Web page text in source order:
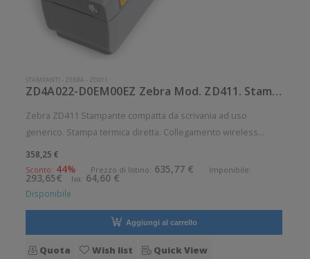
STAMPANTI - ZEBRA - ZD411
ZD4A022-D0EM00EZ Zebra Mod. ZD411. Stampante di etichette.
Zebra ZD411 Stampante compatta da scrivania ad uso
generico. Stampa termica diretta. Collegamento wireless
senza fili. Velocità di stampa: 152 mm/sec Risoluzione di
stampa: 8 dot/mm Wireless: Presente Supporto di stampa:
Braccialetti, Carta in
358,25 €
Sconto: 44% Prezzo di listino: 635,77 € Imponibile:
293,65€ Iva: 64,60 €
Disponibile
Aggiungi al carrello
Quota Wish list Quick View